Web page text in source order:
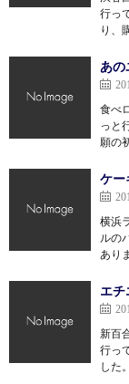
行っ
り、
あの
食べ
っと
願の
ケー
横浜
ルの
あり
エチ
新百
行っ
した